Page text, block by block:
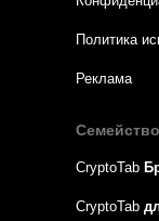
Политика
Реклама
CryptoTab
CryptoTab